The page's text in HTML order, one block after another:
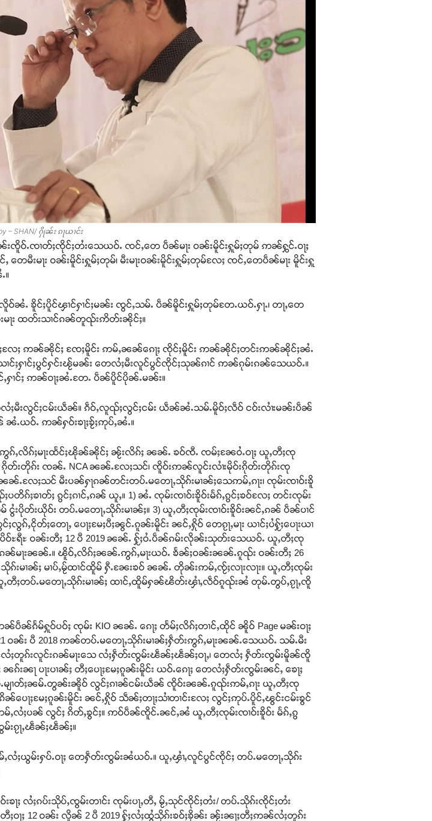
– SHAN/ ႁိုၼ်း ၵႃယၢင်း
ၸိူဝ်ႉၸၢတ်ႈၸိုင်ႈတႆးသေယဝ်ႉ ၸင်ႇတေ ပဵၼ်မႃး ဝၼ်းမိူင်းႁူမ်ႈတုမ် ဢၼ်ႁွင်ႉဝႃႈ
တေမီးမႃး ဝၼ်းမိူင်းႁူမ်ႈတုမ်၊ မီးမႃးဝၼ်းမိူင်းႁူမ်ႈတုမ်လႄႈ ၸင်ႇတေပဵၼ်မႃး မိူင်းႁူ
။
လိူဝ်ၼႆႉ ၶိူင်ႈပိူင်ၾၢင်ႁၢင်ႈမၼ်း ၸွင်ႇသမ်ႉ ပဵၼ်မိူင်းႁူမ်ႈတုမ်တႄႉယဝ်ႉႁႃႉ၊ တႃႇတေ
မႃး ထတ်းသၢင်ၵၼ်တူၺ်းဢိတ်းၼိုင်ႈ။
ႄႈ ဢၼ်ၼိုင်ႈ ၸႄႈမိူင်း ဢမ်ႇၼၼ်ၵေႃႈ ၸိုင်ႈမိူင်း ဢၼ်ၼိုင်ႈတင်းဢၼ်ၼိုင်ႈၼႆႉ
ႈႁၢင်ႈပွင်ႁင်းၽႂ်မၼ်း တေလႆႈမီးလူင်ပွင်ၸိုင်ႈသုၼ်ၵၢင် ဢၼ်ၵုမ်းၵၼ်သေယဝ်ႉ။
ၢင်ႈ ဢၼ်ဝႃႈၼႆႉတႄႉ ပဵၼ်ပိူင်ပိုၼ်ႉမၼ်း။
မီးလွင်ႈငမ်းယဵၼ်။ ၵဵဝ်ႇလူၺ်ႈလွင်ႈငမ်း ယဵၼ်ၼႆႉသမ်ႉမိူဝ်ႈလဵဝ် ငဝ်းလၢႆးမၼ်းပဵၼ်
ႉယဝ်ႉ ဢၼ်ႁဝ်းၶႃႈၶႂ်ႈဢုပ်ႇၼႆႉ။
ၵ်ႇလိၵ်ႈမႃးထႅင်ႈၽိုၼ်ၼိုင်ႈ ၼႂ်းလိၵ်ႈ ၼၼ်ႉ ၶဝ်ၸီႉ ၸမ်ႈၼႄဝႆႉဝႃႈ ယူႇတီႈၸု
ၵိုတ်းတိုၵ်း ၸၼ်ႉ NCA ၼၼ်ႉလႄႈသင်၊ ၸိူဝ်းဢၼ်လူင်းလၢႆးမိုဝ်းၵိုတ်းတိုၵ်းၸု
လႄႈသင် မီးပၼ်ႁႃၵၼ်တင်းတပ်ႉမတေႃႇသိုၵ်းမၢၼ်ႈသေဢမ်ႇၵႃး၊ ၸုမ်းၸၢဝ်းၶိူ
တိၵ်ႈၶၢတ်ႈ ၵွင်ႈၵၢင်ႇၵၼ် ယူႇ။ 1) ၼႆႉ ၸုမ်းၸၢဝ်းၶိူဝ်းမႅၵ်ႇၵွင်ႈၶဝ်လႄႈ တင်းၸုမ်း
းပိုတ်းယိုဝ်း တပ်ႉမတေႃႇသိုၵ်းမၢၼ်ႈ။ 3) ယူႇတီႈၸုမ်းၸၢဝ်းၶိူဝ်းၼင်ႇၵၼ် ပဵၼ်ပၢင်
ႇငိုတ်ႈတေႃႇ ပေႃႈမႄႈပီႈၼွင်ႉၵူၼ်းမိူင်း ၼင်ႇႁိုဝ် တေၵႂႃႇမႃး ယၢင်ႈပႆႁႂ်ႈပေႃးယၢ
ႊရီႊ ဝၼ်းတီႈ 12 ပီ 2019 ၼၼ်ႉ ႁႂ်ႈဝႆႉပဵၼ်ၵမ်းလိုၼ်းသုတ်းသေယဝ်ႉ ယူႇတီႈၸု
ၼ်မႃးၼၼ်ႉ။ ၽိူဝ်ႇလိၵ်ႈၼၼ်ႉဢွၵ်ႇမႃးယဝ်ႉ ၶႅၼ်ႈဝၼ်းၼၼ်ႉၵူၺ်း ဝၼ်းတီႈ 26
းမၢၼ်ႈ မၢပ်ႇမႂ်ထၢင်ထိူမ် ႁီႉၼႄးၶဝ် ၼၼ်ႉ တိုၼ်းဢမ်ႇၸႂ်ႈလႃးလႃး။ ယူႇတီႈၸုမ်း
ႇတီႈတပ်ႉမတေႃႇသိုၵ်းမၢၼ်ႈ ထၢင်ႇထိူမ်ႁၼ်ၽိတ်းၾၢႆႇလဵဝ်ၵူၺ်းၼႆ တုမ်ႉတွပ်ႇၵႂႃႇၸိူ
ၵႅမ်ႁူဝ်ပဝ်ႈ ၸုမ်း KIO ၼၼ်ႉ ၵေႃႈ တႅမ်ႈလိၵ်ႈတၢင်ႇထိုင် ၼိူဝ် Page မၼ်းဝႃႈ
း ပီ 2018 ဢၼ်တပ်ႉမတေႃႇသိုၵ်းမၢၼ်ႈႁဵတ်းဢွၵ်ႇမႃးၼၼ်ႉသေယဝ်ႉ သမ်ႉမီး
လႆႈတူၵ်းလူင်းၵၼ်မႃးသေ လႆႈႁဵတ်းၸွမ်းၽဵၼ်ႈၽဵၼ်ႈဝႃႇ၊ တေလႆႈ ႁဵတ်းၸွမ်းမိူၼ်ၸိူ
ၵ်းၼႃ ပႃးပၢၼ်ႈ တီႈပေႃႈမႄႈၵူၼ်းမိူင်း ယဝ်ႉၵေႃႈ တေလႆႈႁဵတ်းၸွမ်းၼင်ႇ ၶေႃႈ
ျၢတ်ႈၼမ်ႉတွၼ်းၼိူဝ် လွင်ႈၵၢၼ်ငမ်းယဵၼ် ၸိူဝ်းၼၼ်ႉၵူၺ်းဢမ်ႇၵႃး ယူႇတီႈၸု
ႃႈမႄႈၵူၼ်းမိူင်း ၼင်ႇႁိုဝ် သဵၼ်ႈတႃႈသၢႆတၢင်းလႄႈ လွင်ႈဢုပ်ႉပိူင်ႇၽွင်းငမ်းၶွင်
ႈပၼ် လွင်ႈ ၵိတ်ႇၶွင်ႈ။ ဢဝ်ပဵၼ်ၸိူင်ႉၼင်ႇၼႆ ယူႇတီႈၸုမ်းၸၢဝ်းၶိူဝ်း မႅၵ်ႇၵွ
းၵႂႃႇၽဵၼ်ႈၽဵၼ်ႈ။
လႆႈယွမ်းႁပ်ႉဝႃႈ တေႁဵတ်းၸွမ်းၼႆယဝ်ႉ။ ယူႇၾၢႆႇလူင်ပွင်ၸိုင်ႈ တပ်ႉမတေႃႇသိုၵ်း
ႈ လႆႈၵပ်းသိုပ်ႇၸွမ်းတၢင်း ၸုမ်းပႃႇတီႇ မႂ်ႇသုင်ၸိုင်ႈတႆး/ တပ်ႉသိုၵ်းၸိုင်ႈတႆး
ဝႃႈ 12 ဝၼ်း လိူၼ် 2 ပီ 2019 ႁႂ်ႈလႆႈထွႆသိုၵ်းၶဝ်ႈၶိုၼ်း ၼႂ်းၼႃႈတီႈဢၼ်လႆႈတူၵ်း